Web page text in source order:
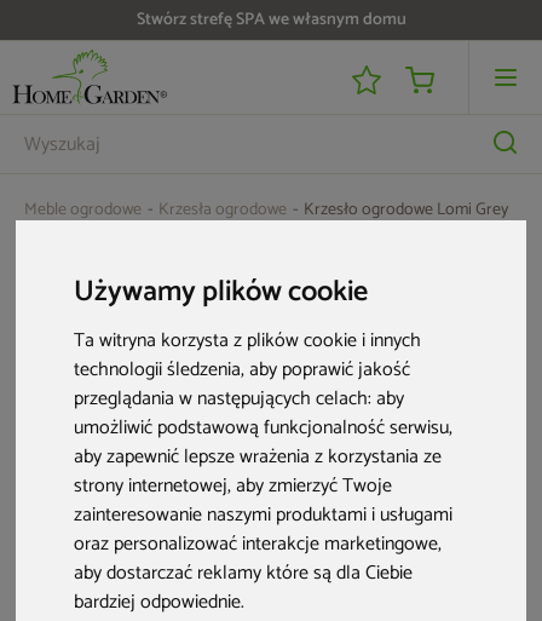
Używamy plików cookie
Ta witryna korzysta z plików cookie i innych
technologii śledzenia, aby poprawić jakość
przeglądania w następujących celach:aby
umożliwić podstawową funkcjonalność serwisu,
aby zapewnić lepsze wrażenia z korzystania ze
strony internetowej,aby zmierzyć Twoje
zainteresowanie naszymi produktami i usługami
oraz personalizować interakcje marketingowe,
aby dostarczać reklamy które są dla Ciebie
bardziej odpowiednie.
Stwórz strefę SPA we własnym domu
Meble ogrodowe Krzesła ogrodowe Krzesło ogrodowe Lomi Grey